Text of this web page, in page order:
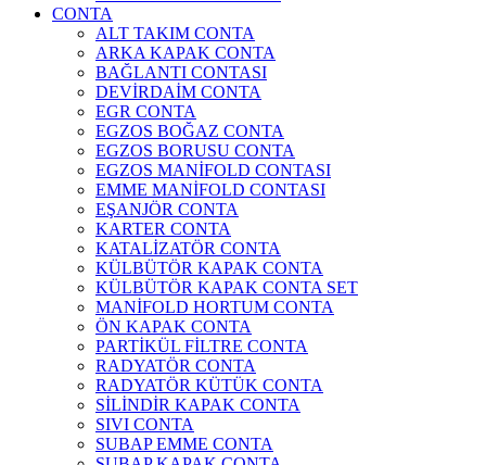
CONTA
ALT TAKIM CONTA
ARKA KAPAK CONTA
BAĞLANTI CONTASI
DEVİRDAİM CONTA
EGR CONTA
EGZOS BOĞAZ CONTA
EGZOS BORUSU CONTA
EGZOS MANİFOLD CONTASI
EMME MANİFOLD CONTASI
EŞANJÖR CONTA
KARTER CONTA
KATALİZATÖR CONTA
KÜLBÜTÖR KAPAK CONTA
KÜLBÜTÖR KAPAK CONTA SET
MANİFOLD HORTUM CONTA
ÖN KAPAK CONTA
PARTİKÜL FİLTRE CONTA
RADYATÖR CONTA
RADYATÖR KÜTÜK CONTA
SİLİNDİR KAPAK CONTA
SIVI CONTA
SUBAP EMME CONTA